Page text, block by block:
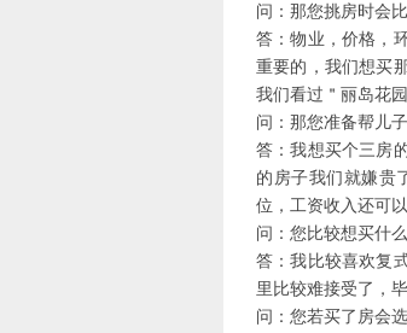
问：那您挑房时会
答：物业，价格，
重要的，我们想买
我们看过＂丽岛花
问：那您准备帮儿
答：我想买个三房
的房子我们就嫌贵
位，工资收入还可
问：您比较想买什
答：我比较喜欢复
里比较难接受了，
问：您若买了房会